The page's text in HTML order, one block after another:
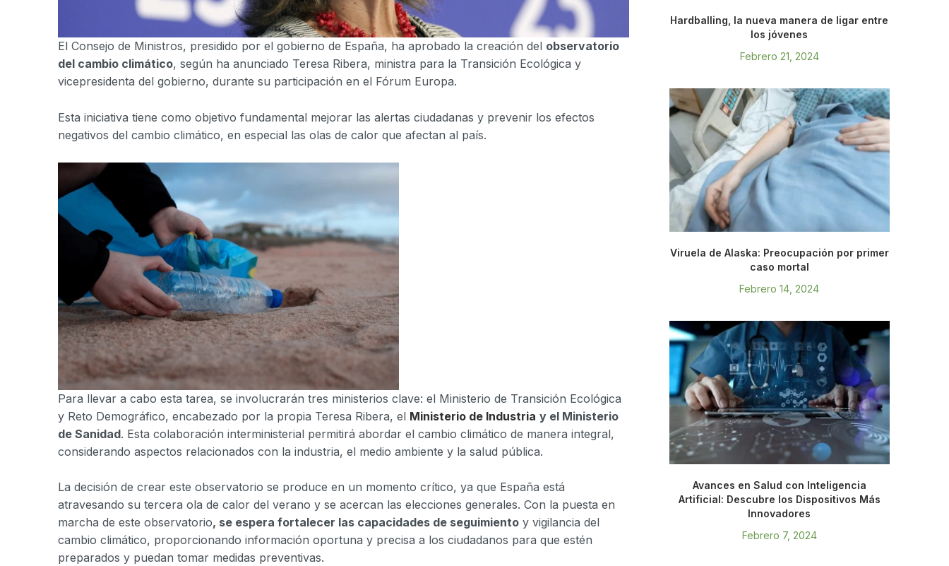
El Consejo de Ministros, presidido por el gobierno de España, ha aprobado la creación del observatorio
del cambio climático, según ha anunciado Teresa Ribera, ministra para la Transición Ecológica y
vicepresidenta del gobierno, durante su participación en el Fórum Europa.
Esta iniciativa tiene como objetivo fundamental mejorar las alertas ciudadanas y prevenir los efectos
negativos del cambio climático, en especial las olas de calor que afectan al país.
Para llevar a cabo esta tarea, se involucrarán tres ministerios clave: el Ministerio de Transición Ecológica
y Reto Demográfico, encabezado por la propia Teresa Ribera, el Ministerio de Industria y el Ministerio
de Sanidad. Esta colaboración interministerial permitirá abordar el cambio climático de manera integral,
considerando aspectos relacionados con la industria, el medio ambiente y la salud pública.
La decisión de crear este observatorio se produce en un momento crítico, ya que España está
atravesando su tercera ola de calor del verano y se acercan las elecciones generales. Con la puesta en
marcha de este observatorio, se espera fortalecer las capacidades de seguimiento y vigilancia del
cambio climático, proporcionando información oportuna y precisa a los ciudadanos para que estén
preparados y puedan tomar medidas preventivas.
Hardballing, la nueva manera de ligar entre
los jóvenes
Febrero 21, 2024
Viruela de Alaska: Preocupación por primer
caso mortal
Febrero 14, 2024
Avances en Salud con Inteligencia
Artificial: Descubre los Dispositivos Más
Innovadores
Febrero 7, 2024